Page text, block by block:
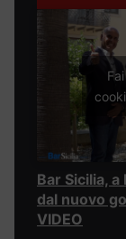
Bar Sicilia,
dal nuovo
VIDEO